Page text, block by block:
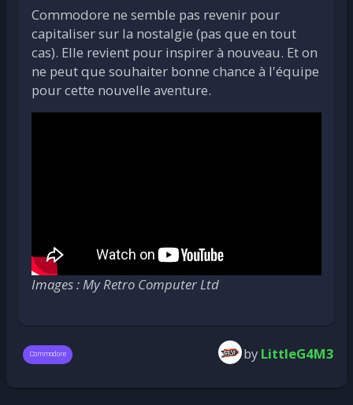
Commodore ne semble pas revenir pour
capitaliser sur la nostalgie (pas que en tout
cas). Elle revient pour inspirer à nouveau. Et on
ne peut que souhaiter bonne chance à l'équipe
pour cette nouvelle aventure.
Images : My Retro Computer Ltd
Commodore by LittleG4M3